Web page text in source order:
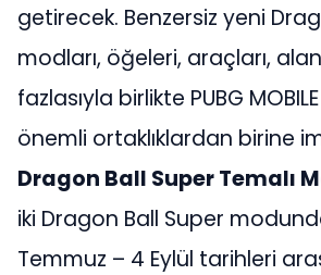
getirecek. Benzersiz yeni
modları, öğeleri, araçları,
fazlasıyla birlikte PUBG
önemli ortaklıklardan birine
Dragon Ball Super Temalı
iki Dragon Ball Super
Temmuz – 4 Eylül tarihleri